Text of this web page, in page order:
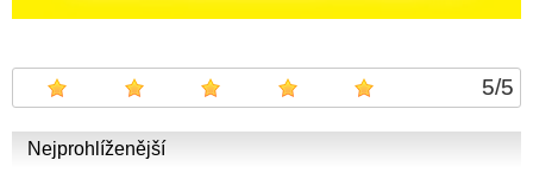
5/5
Nejprohlíženější